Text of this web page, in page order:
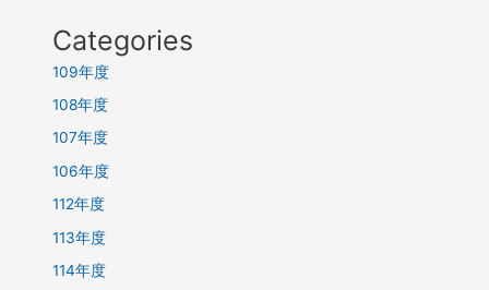
Categories
109年度
108年度
107年度
106年度
112年度
113年度
114年度